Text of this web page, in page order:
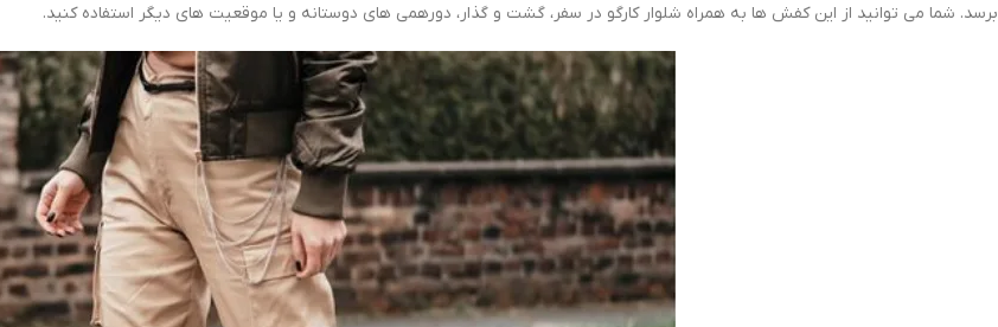
برسد. شما می توانید از این کفش ها به همراه شلوار کارگو در سفر، گشت و گذار، دورهمی های دوستانه و یا موقعیت های دیگر استفاده کنید.